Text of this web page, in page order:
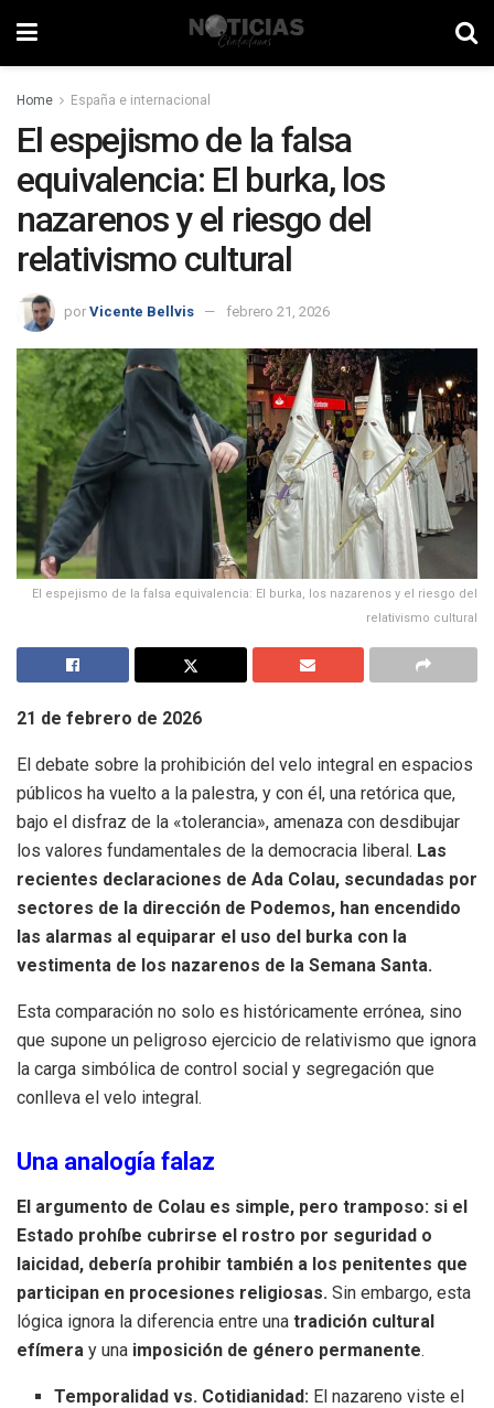
Home España e internacional
El espejismo de la falsa
equivalencia: El burka, los
nazarenos y el riesgo del
relativismo cultural
por Vicente Bellvis febrero 21, 2026
El espejismo de la falsa equivalencia: El burka, los nazarenos y el riesgo del
relativismo cultural
21 de febrero de 2026
El debate sobre la prohibición del velo integral en espacios
públicos ha vuelto a la palestra, y con él, una retórica que,
bajo el disfraz de la «tolerancia», amenaza con desdibujar
los valores fundamentales de la democracia liberal. Las
recientes declaraciones de Ada Colau, secundadas por
sectores de la dirección de Podemos, han encendido
las alarmas al equiparar el uso del burka con la
vestimenta de los nazarenos de la Semana Santa.
Esta comparación no solo es históricamente errónea, sino
que supone un peligroso ejercicio de relativismo que ignora
la carga simbólica de control social y segregación que
conlleva el velo integral.
Una analogía falaz
El argumento de Colau es simple, pero tramposo: si el
Estado prohíbe cubrirse el rostro por seguridad o
laicidad, debería prohibir también a los penitentes que
participan en procesiones religiosas. Sin embargo, esta
lógica ignora la diferencia entre una tradición cultural
efímera y una imposición de género permanente.
Temporalidad vs. Cotidianidad: El nazareno viste el